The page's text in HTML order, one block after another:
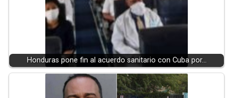
Honduras pone fin al acuerdo sanitario con Cuba por…